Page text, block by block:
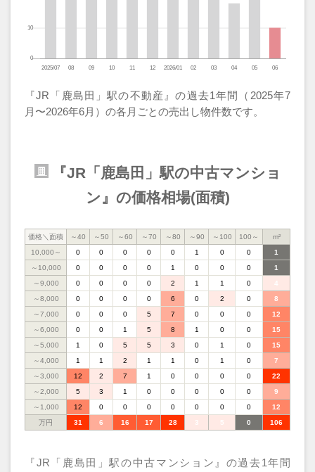
『JR「鹿島田」駅の不動産』の過去1年間（2025年7
月〜2026年6月）の各月ごとの売出し物件数です。
『JR「鹿島田」駅の中古マンショ
ン』の価格相場(面積)
価格＼面積 ～40 ～50 ～60 ～70 ～80 ～90 ～100 100～
m²
10,000～
0 0 0 0 0 1 0 0
1
～10,000
0 0 0 0 1 0 0 0
1
～9,000
0 0 0 0 2 1 1 0
4
～8,000
0 0 0 0 6 0 2 0
8
～7,000
0 0 0 5 7 0 0 0
12
～6,000
0 0 1 5 8 1 0 0
15
～5,000
1 0 5 5 3 0 1 0
15
～4,000
1 1 2 1 1 0 1 0
7
～3,000
12 2 7 1 0 0 0 0
22
～2,000
5 3 1 0 0 0 0 0
9
～1,000
12 0 0 0 0 0 0 0
12
万円
31 6 16 17 28 3 5 0 106
『JR「鹿島田」駅の中古マンション』の過去1年間